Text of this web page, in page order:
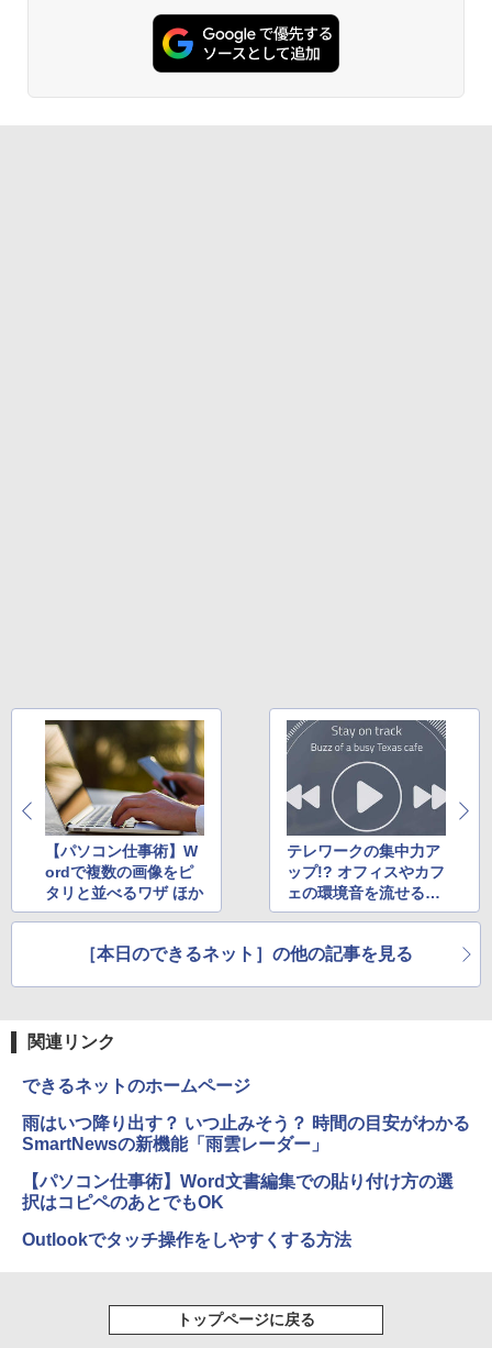
ンガンコミックス)
￥770
【パソコン仕事術】W
ordで複数の画像をピ
タリと並べるワザ ほか
テレワークの集中力ア
ップ!? オフィスやカフ
ェの環境音を流せるW
ebサービス 5選 ほか
［本日のできるネット］の他の記事を見る
関連リンク
できるネットのホームページ
雨はいつ降り出す？ いつ止みそう？ 時間の目安がわかる
SmartNewsの新機能「雨雲レーダー」
【パソコン仕事術】Word文書編集での貼り付け方の選
択はコピペのあとでもOK
Outlookでタッチ操作をしやすくする方法
トップページに戻る